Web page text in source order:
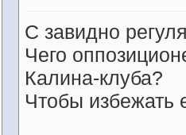
С завидно
Чего
Калина-клуба?
Чтобы избежать